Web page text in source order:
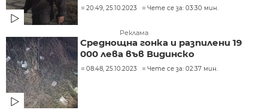
20:49, 25.10.2023 Чете се за: 03:30 мин.
Реклама
Среднощна гонка и разпилени 19
000 лева във Видинско
08:48, 25.10.2023 Чете се за: 02:37 мин.